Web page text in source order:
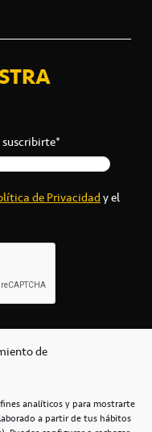
de
analíticos y para mostrarte
a partir de tus hábitos
de Privacidady el